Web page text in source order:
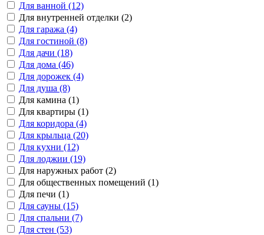
Для ванной (12)
Для внутренней отделки (2)
Для гаража (4)
Для гостиной (8)
Для дачи (18)
Для дома (46)
Для дорожек (4)
Для душа (8)
Для камина (1)
Для квартиры (1)
Для коридора (4)
Для крыльца (20)
Для кухни (12)
Для лоджии (19)
Для наружных работ (2)
Для общественных помещений (1)
Для печи (1)
Для сауны (15)
Для спальни (7)
Для стен (53)